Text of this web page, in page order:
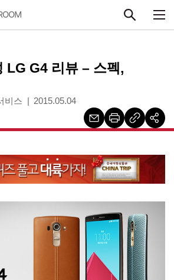
LG G4 리뷰 – 스펙,
비스 2015.05.04